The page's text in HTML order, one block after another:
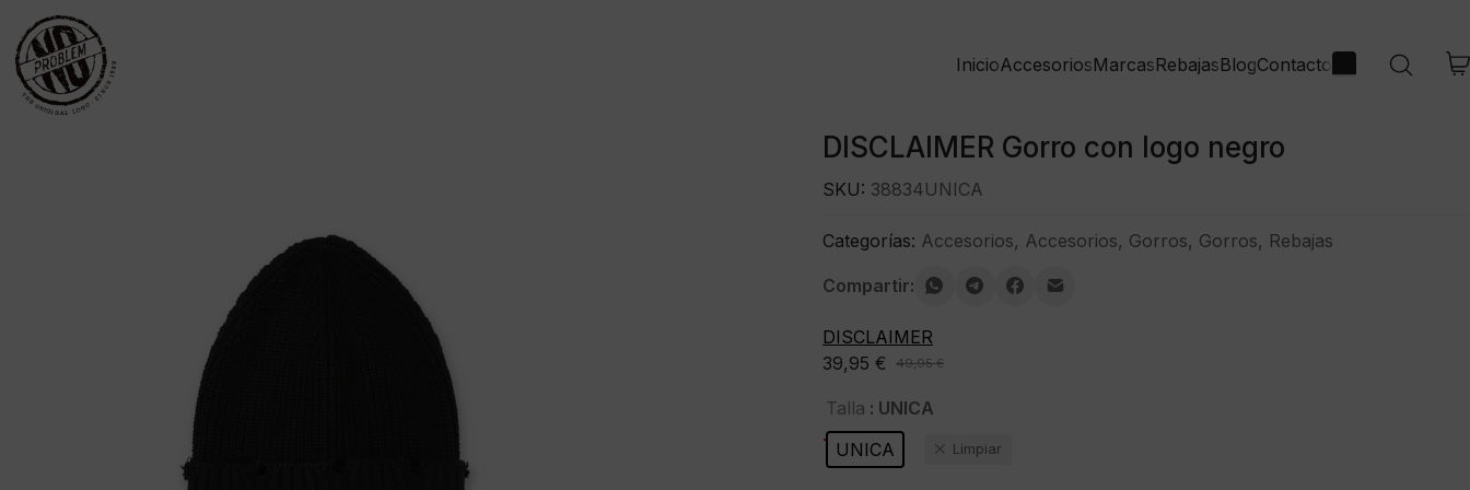
InicioAccesoriosMarcasRebajasBlogContacto
DISCLAIMER Gorro con logo negro
49,95€
El
precio
original
era:
39,95 €
El
precio
actual
es:
-20%
Talla : UNICA
UNICA
Limpiar
SKU: 38834UNICA
Categorías: Accesorios, Accesorios, Gorros, Gorros, Rebajas
Compartir:
DISCLAIMER